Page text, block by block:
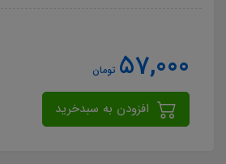
57,000 تومان